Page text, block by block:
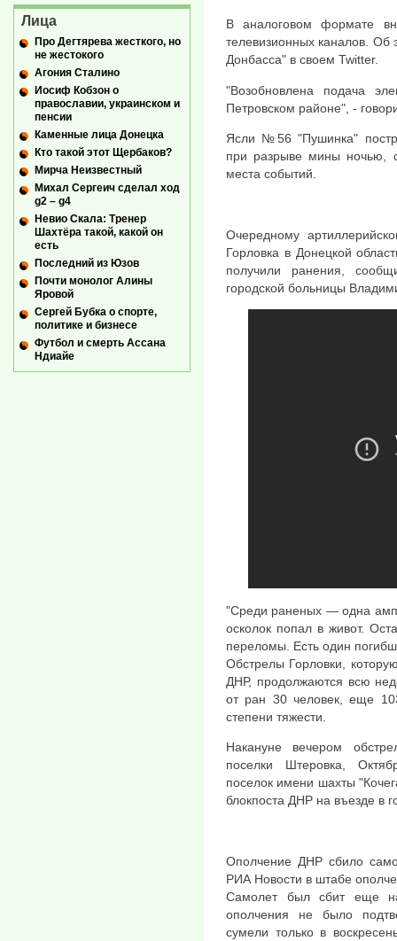
В аналоговом формате
телевизионных каналов. Об
Донбасса" в своем Twitter.
"Возобновлена подача
Петровском районе", -
Ясли №56 "Пушинка"
при разрыве мины ночью,
места событий.
Очередному
Горловка в Донецкой
получили ранения,
городской больницы
"Среди раненых — одна
осколок попал в живот.
переломы. Есть один
Обстрелы Горловки,
ДНР, продолжаются всю
от ран 30 человек, еще
степени тяжести.
Накануне вечером
поселки Штеровка,
поселок имени шахты
блокпоста ДНР на въезде в
Ополчение ДНР сбило
РИА Новости в штабе
Самолет был сбит еще
ополчения не было
сумели только в
Лица
Про Дегтярева жесткого, но
не жестокого
Агония Сталино
Иосиф Кобзон о
православии, украинском и
пенсии
Каменные лица Донецка
Кто такой этот Щербаков?
Мирча Неизвестный
Михал Сергеич сделал ход
g2 – g4
Невио Скала: Тренер
Шахтёра такой, какой он
есть
Последний из Юзов
Почти монолог Алины
Яровой
Сергей Бубка о спорте,
политике и бизнесе
Футбол и смерть Ассана
Ндиайе